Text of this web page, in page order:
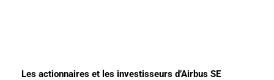
Les actionnaires et les investisseurs d’Airbus SE